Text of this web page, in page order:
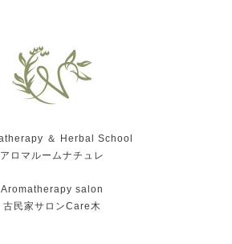
＆ Herbal School
アロマルームナチュレ
Aromatherapy salon
古民家サロンCare木